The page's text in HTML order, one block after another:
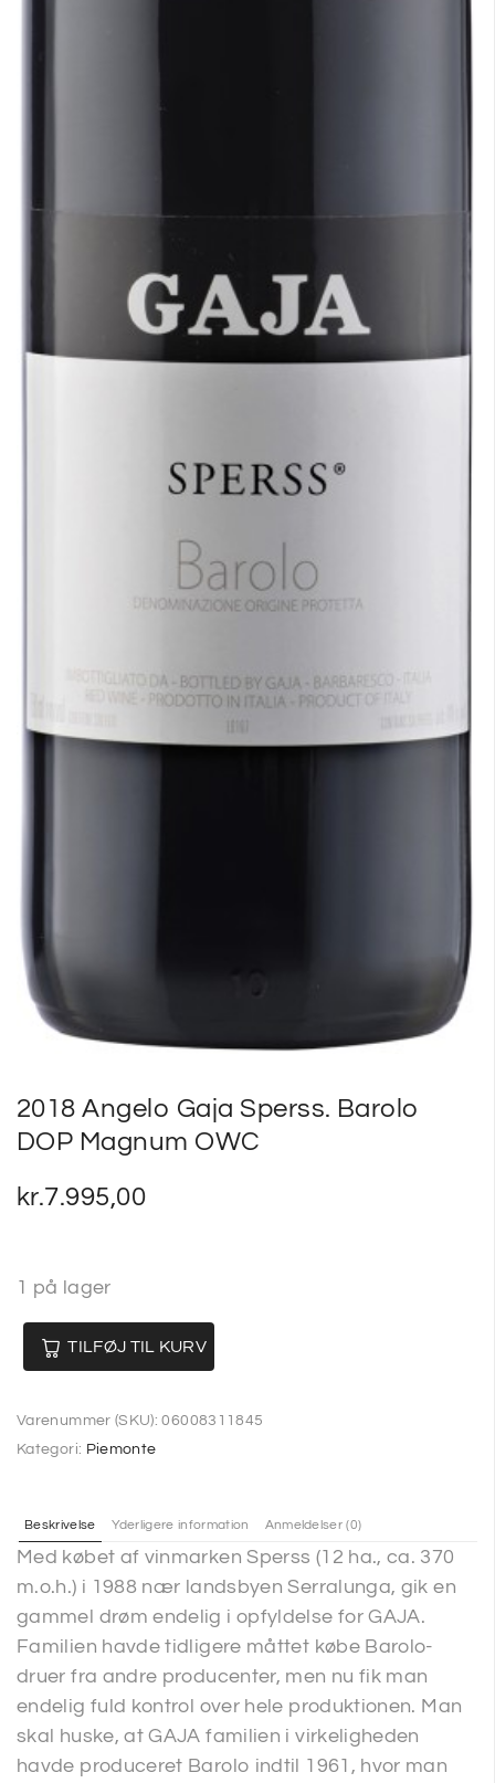
2018 Angelo Gaja Sperss. Barolo
DOP Magnum OWC
kr.7.995,00
1 på lager
TILFØJ TIL KURV
Varenummer (SKU):06008311845
Kategori: Piemonte
Beskrivelse Yderligere information Anmeldelser (0)
Med købet af vinmarken Sperss (12 ha., ca. 370
m.o.h.) i 1988 nær landsbyen Serralunga, gik en
gammel drøm endelig i opfyldelse for GAJA.
Familien havde tidligere måttet købe Barolo-
druer fra andre producenter, men nu fik man
endelig fuld kontrol over hele produktionen. Man
skal huske, at GAJA familien i virkeligheden
havde produceret Barolo indtil 1961, hvor man